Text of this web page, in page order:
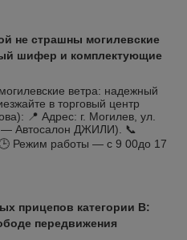
не страшны могилевские
шифер и комплектующие
ветра: надежный
в торговый центр
📍 Адрес: г. Могилев, ул.
— Автосалон ДЖИЛИ). 📞
Режим работы — с 9 00до 17
прицепов категории B:
передвижения